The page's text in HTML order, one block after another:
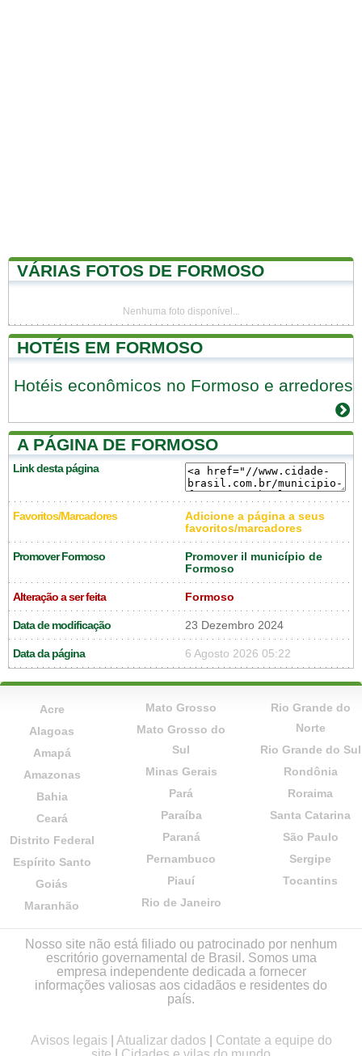
VÁRIAS FOTOS DE FORMOSO
Nenhuma foto disponível...
HOTÉIS EM FORMOSO
Hotéis econômicos no Formoso e arredores
A PÁGINA DE FORMOSO
Link desta página
Favoritos/Marcadores
Adicione a página a seus
favoritos/marcadores
Promover Formoso
Promover il município de
Formoso
Alteração a ser feita Formoso
Data de modificação 23 Dezembro 2024
Data da página 6 Agosto 2026 05:22
Acre
Alagoas
Amapá
Amazonas
Bahia
Ceará
Distrito Federal
Espírito Santo
Goiás
Maranhão
Mato Grosso
Mato Grosso do
Sul
Minas Gerais
Pará
Paraíba
Paraná
Pernambuco
Piauí
Rio de Janeiro
Rio Grande do
Norte
Rio Grande do Sul
Rondônia
Roraima
Santa Catarina
São Paulo
Sergipe
Tocantins
Nosso site não está filiado ou patrocinado por nenhum
escritório governamental de Brasil. Somos uma
empresa independente dedicada a fornecer
informações valiosas aos cidadãos e residentes do
país.
Avisos legais Atualizar dados
Contate a equipe do